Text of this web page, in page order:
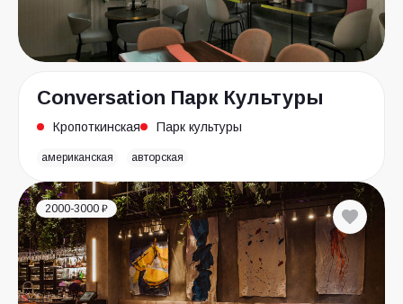
Conversation Парк Культуры
Кропоткинская Парк культуры
американская авторская
2000-3000 ₽